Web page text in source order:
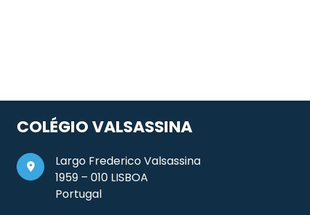
COLÉGIO VALSASSINA
Largo Frederico Valsassina
1959 – 010 LISBOA
Portugal